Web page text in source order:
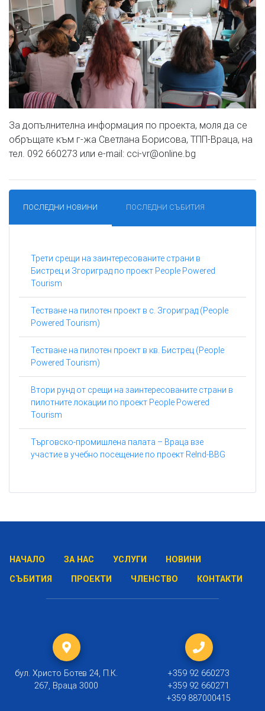
За допълнителна информация по проекта, моля да се
обръщате към г-жа Светлана Борисова, ТПП-Враца, на
тел. 092 660273 или e-mail: cci-vr@online.bg
ПОСЛЕДНИ НОВИНИ ПОСЛЕДНИ СЪБИТИЯ
Трети срещи на заинтересованите страни в
Бистрец и Згориград по проект People Powered
Tourism
Тестване на пилотен проект в с. Згориград (People
Powered Tourism)
Тестване на пилотен проект в кв. Бистрец (People
Powered Tourism)
Втори рунд от срещи на заинтересованите страни в
пилотните локации по проект People Powered
Tourism
Търговско-промишлена палата – Враца взе
участие в учебно посещение по проект ReInd-BBG
НАЧАЛО ЗА НАС УСЛУГИ
НОВИНИ
СЪБИТИЯ
ПРОЕКТИ ЧЛЕНСТВО КОНТАКТИ
бул. Христо Ботев 24, П.К.
267, Враца 3000
+359 92 660273
+359 92 660271
+359 887000415